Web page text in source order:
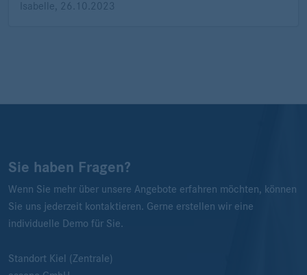
Isabelle, 26.10.2023
Sie haben Fragen?
Wenn Sie mehr über unsere Angebote erfahren möchten, können
Sie uns jederzeit kontaktieren. Gerne erstellen wir eine
individuelle Demo für Sie.
Standort Kiel (Zentrale)